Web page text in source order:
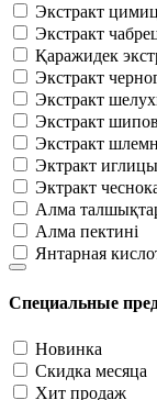
Экстракт
Экстракт
Қаражидек
Экстракт
Экстракт
Экстракт
Экстракт
Эктракт
Эктракт
Алма
Алма пектині
Янтарная
Специальные
Новинка
Скидка месяца
Хит продаж